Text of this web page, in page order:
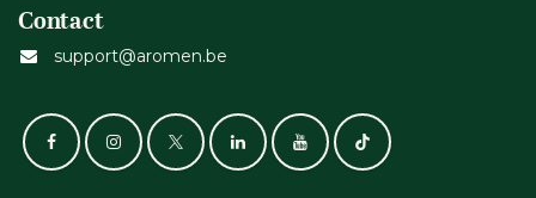
Contact
support@aromen.be